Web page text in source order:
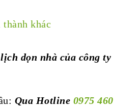
khác
dọn nhà của công ty
Qua Hotline 0975 460